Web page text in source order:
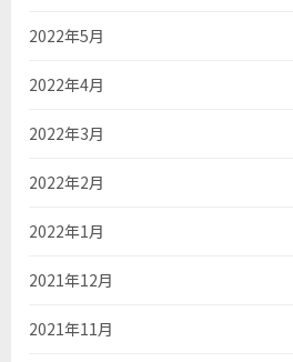
2022年5月
2022年4月
2022年3月
2022年2月
2022年1月
2021年12月
2021年11月